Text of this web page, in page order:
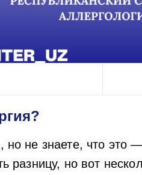
но не знаете, что
разницу, но вот